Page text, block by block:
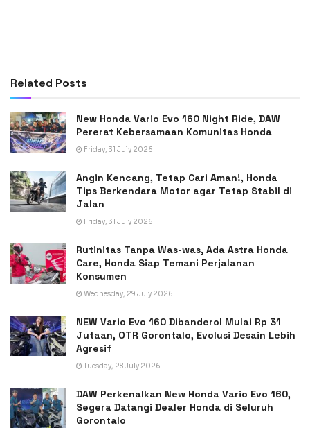
Related Posts
New Honda Vario Evo 160 Night Ride, DAW
Pererat Kebersamaan Komunitas Honda
Friday, 31 July 2026
Angin Kencang, Tetap Cari Aman!, Honda
Tips Berkendara Motor agar Tetap Stabil di
Jalan
Friday, 31 July 2026
Rutinitas Tanpa Was-was, Ada Astra Honda
Care, Honda Siap Temani Perjalanan
Konsumen
Wednesday, 29 July 2026
NEW Vario Evo 160 Dibanderol Mulai Rp 31
Jutaan, OTR Gorontalo, Evolusi Desain Lebih
Agresif
Tuesday, 28 July 2026
DAW Perkenalkan New Honda Vario Evo 160,
Segera Datangi Dealer Honda di Seluruh
Gorontalo